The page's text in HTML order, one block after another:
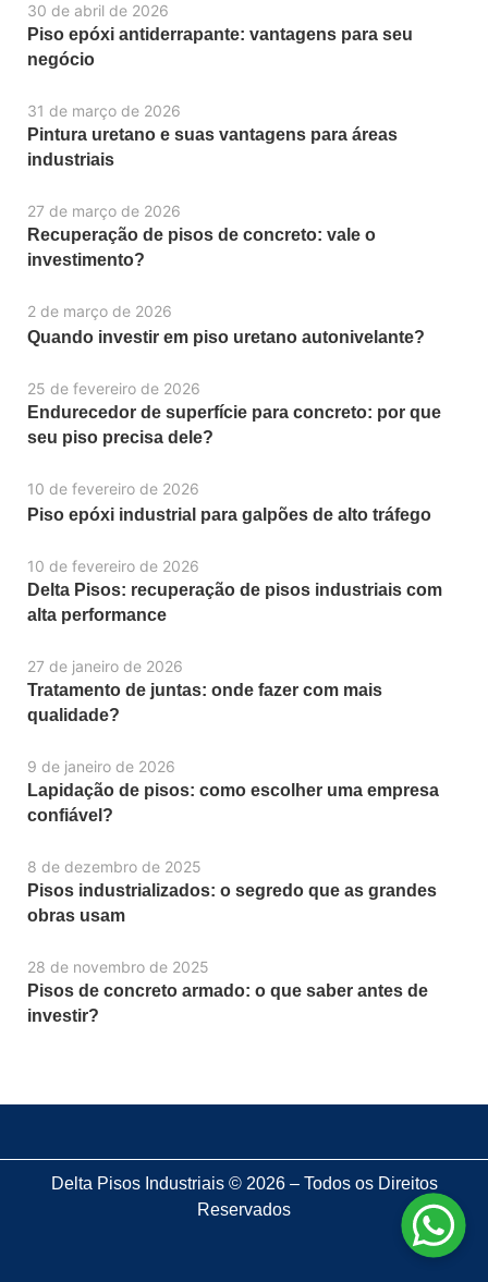
30 de abril de 2026
Piso epóxi antiderrapante: vantagens para seu
negócio
31 de março de 2026
Pintura uretano e suas vantagens para áreas
industriais
27 de março de 2026
Recuperação de pisos de concreto: vale o
investimento?
2 de março de 2026
Quando investir em piso uretano autonivelante?
25 de fevereiro de 2026
Endurecedor de superfície para concreto: por que
seu piso precisa dele?
10 de fevereiro de 2026
Piso epóxi industrial para galpões de alto tráfego
10 de fevereiro de 2026
Delta Pisos: recuperação de pisos industriais com
alta performance
27 de janeiro de 2026
Tratamento de juntas: onde fazer com mais
qualidade?
9 de janeiro de 2026
Lapidação de pisos: como escolher uma empresa
confiável?
8 de dezembro de 2025
Pisos industrializados: o segredo que as grandes
obras usam
28 de novembro de 2025
Pisos de concreto armado: o que saber antes de
investir?
Delta Pisos Industriais © 2026 – Todos os Direitos
Reservados